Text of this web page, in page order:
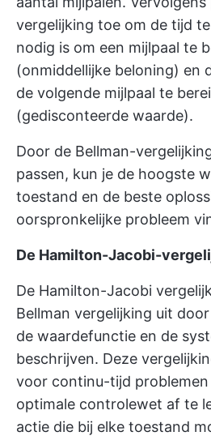
vergelijking toe om de tijd
nodig is om een mijlpaal te
(onmiddellijke beloning) en
de volgende mijlpaal te
(gedisconteerde waarde).
Door de Bellman-
passen, kun je de hoogste
toestand en de beste
oorspronkelijke probleem
De Hamilton-Jacobi-
De Hamilton-Jacobi
Bellman vergelijking uit
de waardefunctie en de
beschrijven. Deze
voor continu-tijd
optimale controlewet af te
actie die bij elke toestand